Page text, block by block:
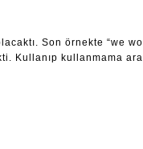
Son örnekte “we
Kullanıp kullanmama